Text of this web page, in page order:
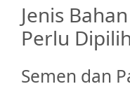
Jenis
Perlu
Semen dan